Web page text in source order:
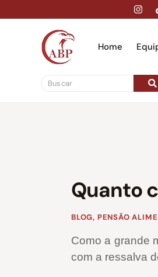
Home
Quanto
BLOG, PENSÃO
Como a grande
com a ressalva